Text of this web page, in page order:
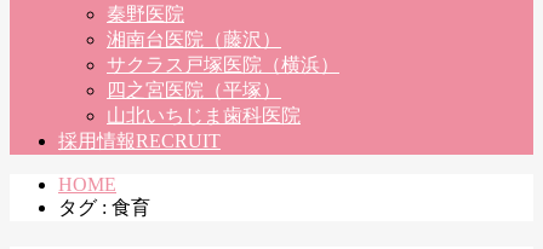
秦野医院
湘南台医院（藤沢）
サクラス戸塚医院（横浜）
四之宮医院（平塚）
山北いちじま歯科医院
採用情報RECRUIT
HOME
タグ : 食育